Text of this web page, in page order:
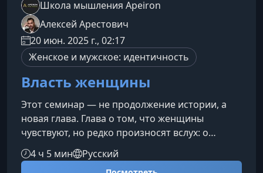
Школа мышления Apeiron
Алексей Арестович
20 июн. 2025 г., 02:17
Женское и мужское: идентичность
Власть женщины
Этот семинар — не продолжение истории, а
новая глава. Глава о том, что женщины
чувствуют, но редко произносят вслух: о
внутренней тишине, усталости, потерянности
и силе, которая долго оставалась в тени.
4 ч 5 мин Русский